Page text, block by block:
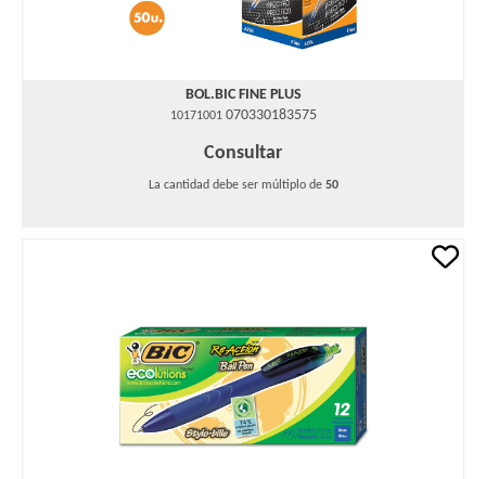
BOL.BIC FINE PLUS
10171001 070330183575
Consultar
La cantidad debe ser múltiplo de 50